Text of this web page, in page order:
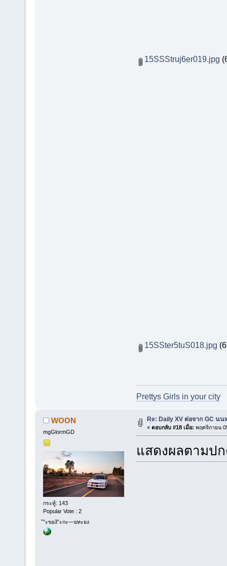
15SSStruj6er019.jpg
15SSter5tuS018.jpg
Prettys Girls in your city
WOON
mgGlormGD
กระทู้: 143
Popular Vote : 2
ั”ะขยงั”ะกะ—ยทะยง
Re: Daily XV ต่อจาก GC นน
« ตอบกลับ #18 เมื่อ: พฤศจิกายน
แสดงผลตามป